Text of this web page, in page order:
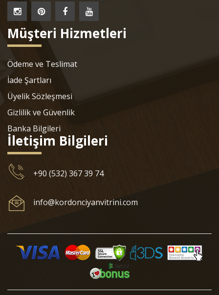
Müşteri Hizmetleri
Ödeme ve Teslimat
İade Şartları
Üyelik Sözleşmesi
Gizlilik ve Güvenlik
Banka Bilgileri
İletişim Bilgileri
+90 (532) 367 39 74
info@kordonciyanvitrini.com